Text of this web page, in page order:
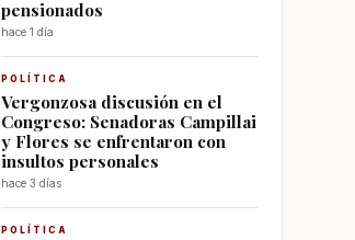
pensionados
hace 1 día
POLÍTICA
Vergonzosa discusión en el
Congreso: Senadoras Campillai
y Flores se enfrentaron con
insultos personales
hace 3 días
POLÍTICA